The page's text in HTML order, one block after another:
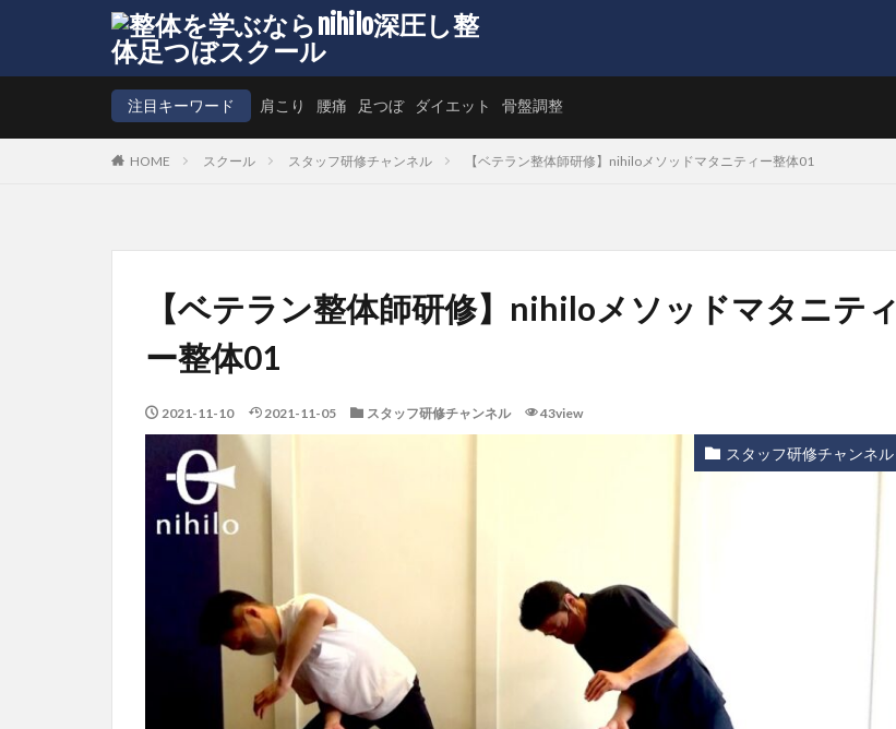
注目キーワード 肩こり 腰痛 足つぼ ダイエット 骨盤調整
HOME スクール スタッフ研修チャンネル 【ベテラン整体師研修】nihiloメソッドマタニティー整体01
【ベテラン整体師研修】nihiloメソッドマタニティ
ー整体01
2021-11-10 2021-11-05 スタッフ研修チャンネル 43view
スタッフ研修チャンネル